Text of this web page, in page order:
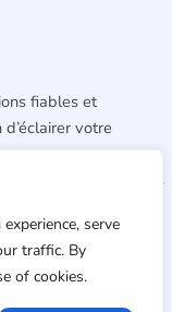
serve
traffic. By
of cookies.
fiables et
votre
ses débouchés
à faire des choix